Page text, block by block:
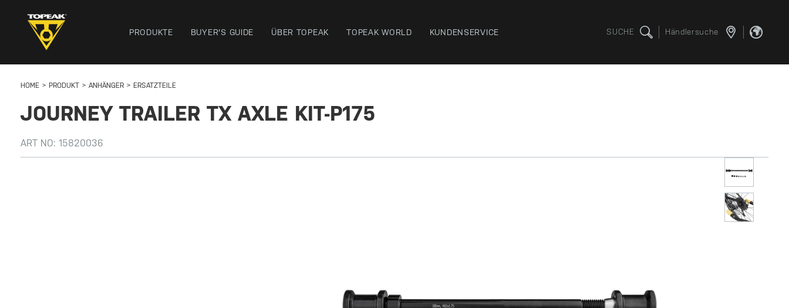
PRODUKTE BUYER'S GUIDE ÜBER TOPEAK TOPEAK WORLD KUNDENSERVICE SUCHE Händlersuche
HOME PRODUKT ANHÄNGER ERSATZTEILE
JOURNEY TRAILER TX AXLE KIT-P175
ART NO: 15820036